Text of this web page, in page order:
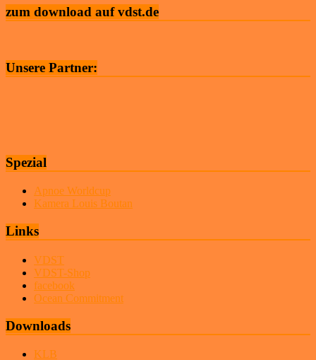
zum download auf vdst.de
Unsere Partner:
Spezial
Apnoe Worldcup
Kamera Louis Boutan
Links
VDST
VDST-Shop
facebook
Ocean Commitment
Downloads
KLB